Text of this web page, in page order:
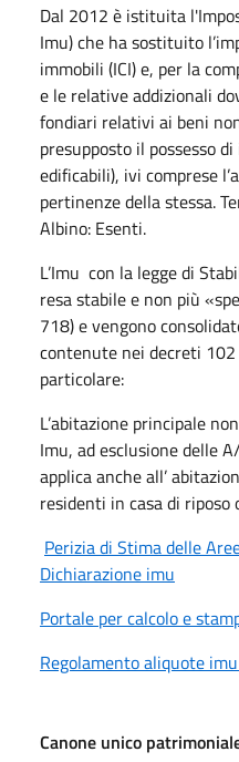
Dal 2012 è istituita
Imu) che ha sostituito
immobili (ICI) e, per la
e le relative addizionali
fondiari relativi ai beni
presupposto il possesso
edificabili), ivi comprese
pertinenze della stessa.
Albino: Esenti.
L’Imu con la legge di
resa stabile e non più
718) e vengono
contenute nei decreti
particolare:
L’abitazione principale
Imu, ad esclusione delle
applica anche all’
residenti in casa di riposo
Perizia di Stima delle
Dichiarazione imu
Portale per calcolo e
Regolamento aliquote
Canone unico